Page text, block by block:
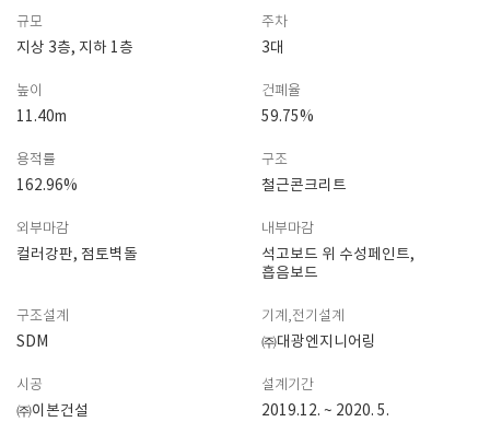
규모
지상 3층, 지하 1층
주차
3대
높이
11.40m
건폐율
59.75%
용적률
162.96%
구조
철근콘크리트
외부마감
컬러강판, 점토벽돌
내부마감
석고보드 위 수성페인트,
흡음보드
구조설계
SDM
기계,전기설계
㈜대광엔지니어링
시공
㈜이본건설
설계기간
2019.12. ~ 2020. 5.